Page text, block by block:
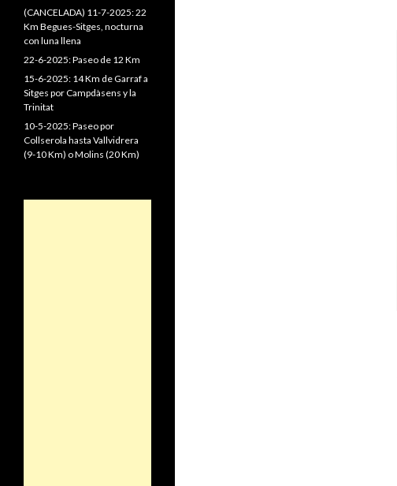
(CANCELADA) 11-7-2025: 22
Km Begues-Sitges, nocturna
con luna llena
22-6-2025: Paseo de 12 Km
15-6-2025: 14 Km de Garraf a
Sitges por Campdàsens y la
Trinitat
10-5-2025: Paseo por
Collserola hasta Vallvidrera
(9-10 Km) o Molins (20 Km)